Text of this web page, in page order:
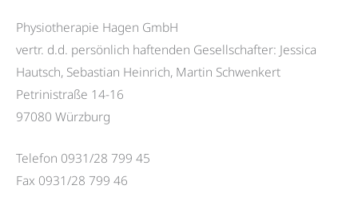
Physiotherapie Hagen GmbH
vertr. d.d. persönlich haftenden Gesellschafter: Jessica
Hautsch, Sebastian Heinrich, Martin Schwenkert
Petrinistraße 14-16
97080 Würzburg
Telefon 0931/28 799 45
Fax 0931/28 799 46